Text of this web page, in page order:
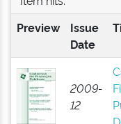
Preview
Issue
Date
2009-
12